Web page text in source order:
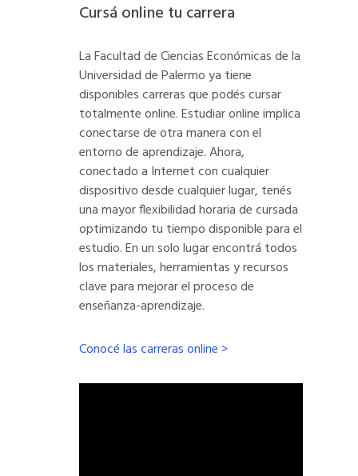
Cursá online tu carrera
La Facultad de Ciencias Económicas de la
Universidad de Palermo ya tiene
disponibles carreras que podés cursar
totalmente online. Estudiar online implica
conectarse de otra manera con el
entorno de aprendizaje. Ahora,
conectado a Internet con cualquier
dispositivo desde cualquier lugar, tenés
una mayor flexibilidad horaria de cursada
optimizando tu tiempo disponible para el
estudio. En un solo lugar encontrá todos
los materiales, herramientas y recursos
clave para mejorar el proceso de
enseñanza-aprendizaje.
Conocé las carreras online >